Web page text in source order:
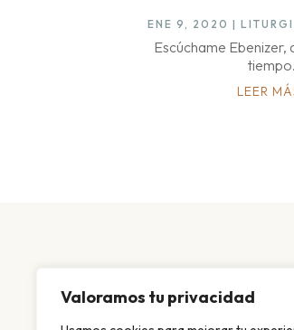
Valoramos tu privacidad
ENE 9, 2020 |
Escúchame Ebenizer,
LEER